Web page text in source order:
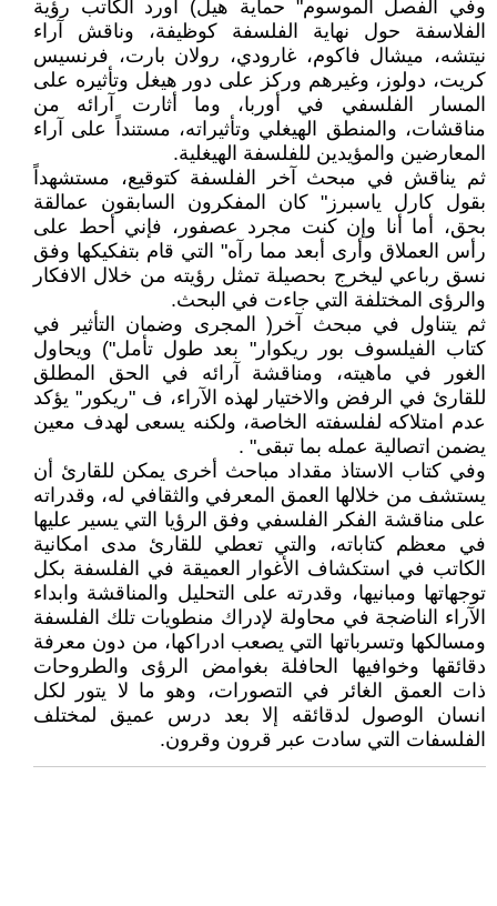
وفي الفصل الموسوم" حماية هيل) أورد الكاتب رؤية
الفلاسفة حول نهاية الفلسفة كوظيفة، وناقش آراء
نيتشه، ميشال فاكوم، غارودي، رولان بارت، فرنسيس
كريت، دولوز، وغيرهم وركز على دور هيغل وتأثيره على
المسار الفلسفي في أوربا، وما أثارت آرائه من
مناقشات، والمنطق الهيغلي وتأثيراته، مستنداً على آراء
المعارضين والمؤيدين للفلسفة الهيغلية.
ثم يناقش في مبحث آخر الفلسفة كتوقيع، مستشهداً
بقول كارل ياسبرز" كان المفكرون السابقون عمالقة
بحق، أما أنا وإن كنت مجرد عصفور، فإني أحط على
رأس العملاق وأرى أبعد مما رآه" التي قام بتفكيكها وفق
نسق رباعي ليخرج بحصيلة تمثل رؤيته من خلال الافكار
والرؤى المختلفة التي جاءت في البحث.
ثم يتناول في مبحث آخر( المجرى وضمان التأثير في
كتاب الفيلسوف بور ريكوار" بعد طول تأمل") ويحاول
الغور في ماهيته، ومناقشة آرائه في الحق المطلق
للقارئ في الرفض والاختيار لهذه الآراء، ف "ريكور" يؤكد
عدم امتلاكه لفلسفته الخاصة، ولكنه يسعى لهدف معين
يضمن اتصالية عمله بما تبقى" .
وفي كتاب الاستاذ مقداد مباحث أخرى يمكن للقارئ أن
يستشف من خلالها العمق المعرفي والثقافي له، وقدراته
على مناقشة الفكر الفلسفي وفق الرؤيا التي يسير عليها
في معظم كتاباته، والتي تعطي للقارئ مدى امكانية
الكاتب في استكشاف الأغوار العميقة في الفلسفة بكل
توجهاتها ومبانيها، وقدرته على التحليل والمناقشة وابداء
الآراء الناضجة في محاولة لإدراك منطويات تلك الفلسفة
ومسالكها وتسرباتها التي يصعب ادراكها، من دون معرفة
دقائقها وخوافيها الحافلة بغوامض الرؤى والطروحات
ذات العمق الغائر في التصورات، وهو ما لا يتور لكل
انسان الوصول لدقائقه إلا بعد درس عميق لمختلف
الفلسفات التي سادت عبر قرون وقرون.